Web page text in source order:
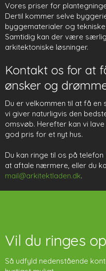
Vores priser for
Dertil kommer selve
byggematerialer og
Samtidig kan der være
arkitektoniske løsninger.
Kontakt os for at
ønsker og
Du er velkommen til at få
vi giver naturligvis den
omsvøb. Herefter kan vi
god pris for et nyt hus.
Du kan ringe til os på telefon
at aftale nærmere, eller du
mail@arkitektladen.dk.​
Vil du ringes
Så udfyld nedenstående